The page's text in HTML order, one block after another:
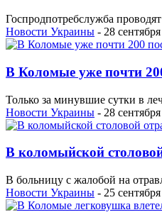
Госпродпотребслужба
Новости Украины - 28
В Коломые уже почти
Только за минувшие сутки в
Новости Украины - 28
В коломыйской
В больницу с жалобой на
Новости Украины - 25